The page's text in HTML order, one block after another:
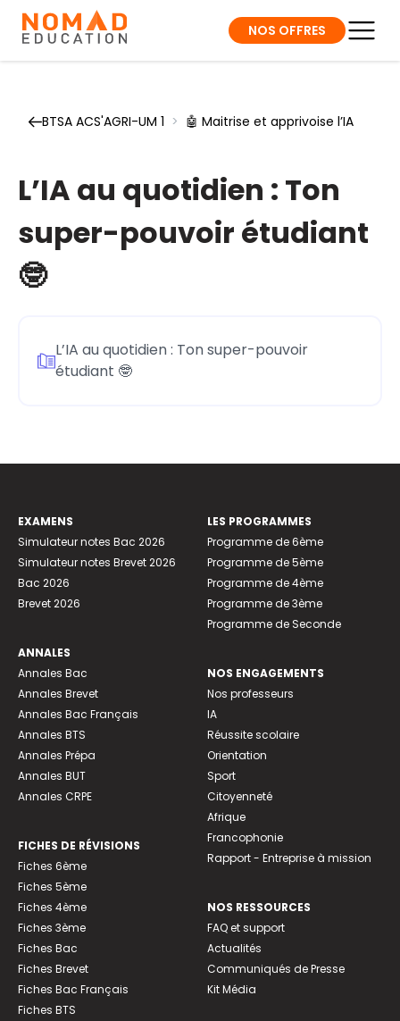
NOS OFFRES
BTSA ACS'AGRI-UM 1 > 🤖 Maitrise et apprivoise l’IA
L’IA au quotidien : Ton
super-pouvoir étudiant
🤓
L’IA au quotidien : Ton super-pouvoir
étudiant 🤓
EXAMENS
Simulateur notes Bac 2026
Simulateur notes Brevet 2026
Bac 2026
Brevet 2026
ANNALES
Annales Bac
Annales Brevet
Annales Bac Français
Annales BTS
Annales Prépa
Annales BUT
Annales CRPE
FICHES DE RÉVISIONS
Fiches 6ème
Fiches 5ème
Fiches 4ème
Fiches 3ème
Fiches Bac
Fiches Brevet
Fiches Bac Français
Fiches BTS
LES PROGRAMMES
Programme de 6ème
Programme de 5ème
Programme de 4ème
Programme de 3ème
Programme de Seconde
NOS ENGAGEMENTS
Nos professeurs
IA
Réussite scolaire
Orientation
Sport
Citoyenneté
Afrique
Francophonie
Rapport - Entreprise à mission
NOS RESSOURCES
FAQ et support
Actualités
Communiqués de Presse
Kit Média